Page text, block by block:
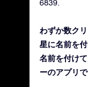
6839.
わずか数ク
星に名前を
名前を付け
ーのアプリ